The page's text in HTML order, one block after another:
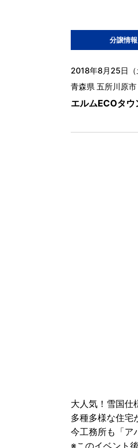
分譲情報
2018年8月25日
青森県 五所川原
エルムECOタ
大人気！雪国仕
多種多様な住宅
今工務所も「ア
※このイベント